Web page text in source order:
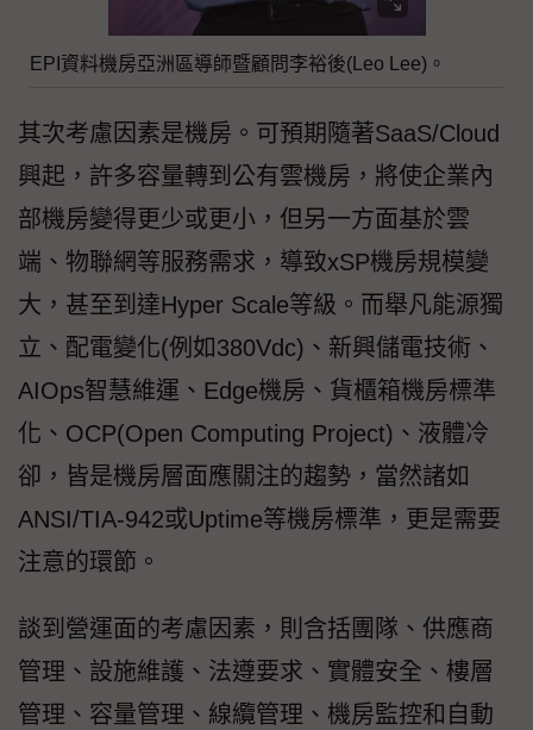
EPI資料機房亞洲區導師暨顧問李裕後(Leo Lee)。
其次考慮因素是機房。可預期隨著SaaS/Cloud
興起，許多容量轉到公有雲機房，將使企業內
部機房變得更少或更小，但另一方面基於雲
端、物聯網等服務需求，導致xSP機房規模變
大，甚至到達Hyper Scale等級。而舉凡能源獨
立、配電變化(例如380Vdc)、新興儲電技術、
AIOps智慧維運、Edge機房、貨櫃箱機房標準
化、OCP(Open Computing Project)、液體冷
卻，皆是機房層面應關注的趨勢，當然諸如
ANSI/TIA-942或Uptime等機房標準，更是需要
注意的環節。
談到營運面的考慮因素，則含括團隊、供應商
管理、設施維護、法遵要求、實體安全、樓層
管理、容量管理、線纜管理、機房監控和自動